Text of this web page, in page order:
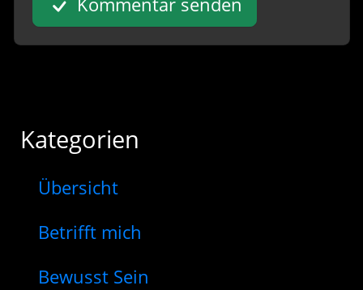
Kategorien
Übersicht
Betrifft mich
Bewusst Sein